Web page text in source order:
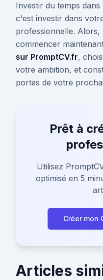
Investir du temps
c'est investir dans
professionnelle. Alors,
commencer
sur PromptCV.fr,
votre ambition, et
portes de votre
Prêt à
Utilisez
optimisé en 5
Créer mon
Articles